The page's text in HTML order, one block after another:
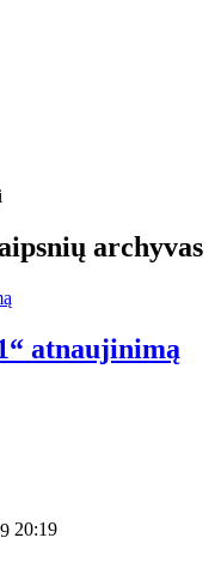
archyvas
atnaujinimą
20:19